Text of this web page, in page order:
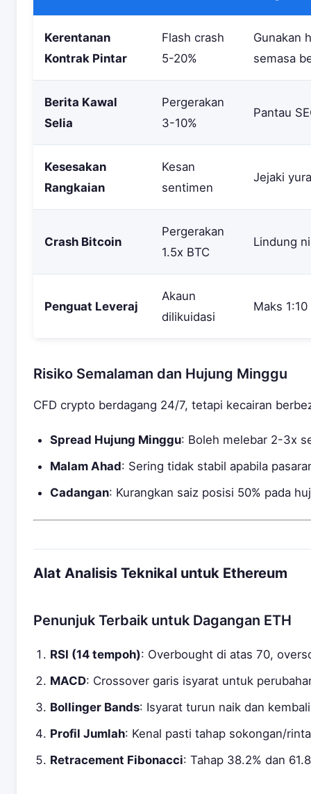
Kerentanan
Kontrak Pintar
Flash crash
5-20%
Gunakan
semasa
Berita Kawal
Selia
Pergerakan
3-10%
Pantau
Kesesakan
Rangkaian
Kesan
sentimen
Jejaki
Crash Bitcoin
Pergerakan
1.5x BTC
Lindung
Penguat Leveraj
Akaun
dilikuidasi
Maks
Risiko Semalaman dan Hujung Minggu
CFD crypto berdagang 24/7, tetapi kecairan
Spread Hujung Minggu: Boleh melebar 2-3x
Malam Ahad: Sering tidak stabil apabila
Cadangan: Kurangkan saiz posisi 50% pada
Alat Analisis Teknikal untuk Ethereum
Penunjuk Terbaik untuk Dagangan ETH
RSI (14 tempoh): Overbought di atas 70,
MACD: Crossover garis isyarat untuk
Bollinger Bands: Isyarat turun naik dan
Profil Jumlah: Kenal pasti tahap sokongan/
Retracement Fibonacci: Tahap 38.2% dan